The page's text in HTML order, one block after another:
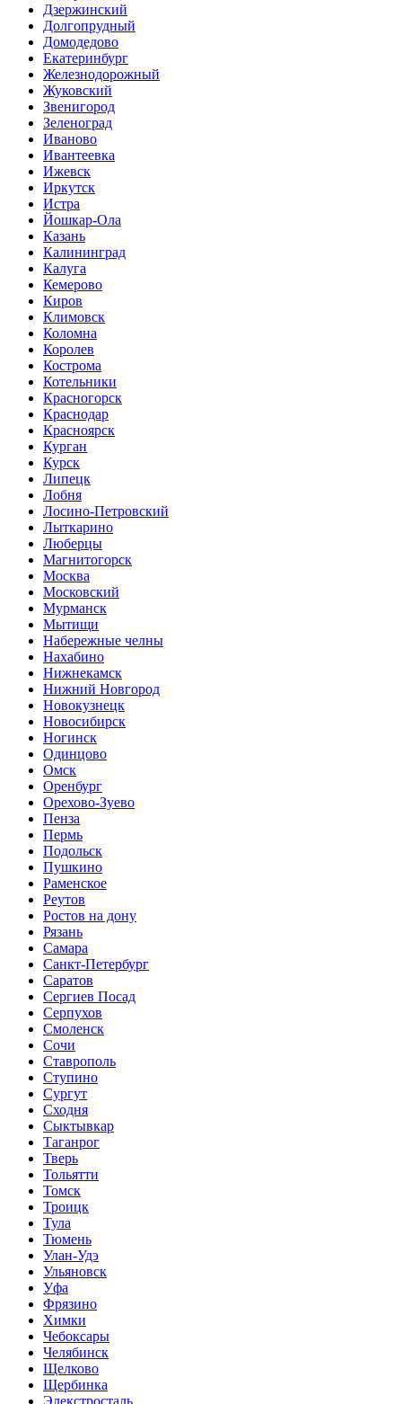
Дзержинский
Долгопрудный
Домодедово
Екатеринбург
Железнодорожный
Жуковский
Звенигород
Зеленоград
Иваново
Ивантеевка
Ижевск
Иркутск
Истра
Йошкар-Ола
Казань
Калининград
Калуга
Кемерово
Киров
Климовск
Коломна
Королев
Кострома
Котельники
Красногорск
Краснодар
Красноярск
Курган
Курск
Липецк
Лобня
Лосино-Петровский
Лыткарино
Люберцы
Магнитогорск
Москва
Московский
Мурманск
Мытищи
Набережные челны
Нахабино
Нижнекамск
Нижний Новгород
Новокузнецк
Новосибирск
Ногинск
Одинцово
Омск
Оренбург
Орехово-Зуево
Пенза
Пермь
Подольск
Пушкино
Раменское
Реутов
Ростов на дону
Рязань
Самара
Санкт-Петербург
Саратов
Сергиев Посад
Серпухов
Смоленск
Сочи
Ставрополь
Ступино
Сургут
Сходня
Сыктывкар
Таганрог
Тверь
Тольятти
Томск
Троицк
Тула
Тюмень
Улан-Удэ
Ульяновск
Уфа
Фрязино
Химки
Чебоксары
Челябинск
Щелково
Щербинка
Элекстросталь